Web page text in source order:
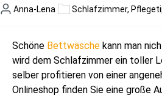
Anna-Lena Schlafzimmer,
Schöne Bettwäsche kann man
wird dem Schlafzimmer ein toller
selber profitieren von einer
Onlineshop finden Sie eine große